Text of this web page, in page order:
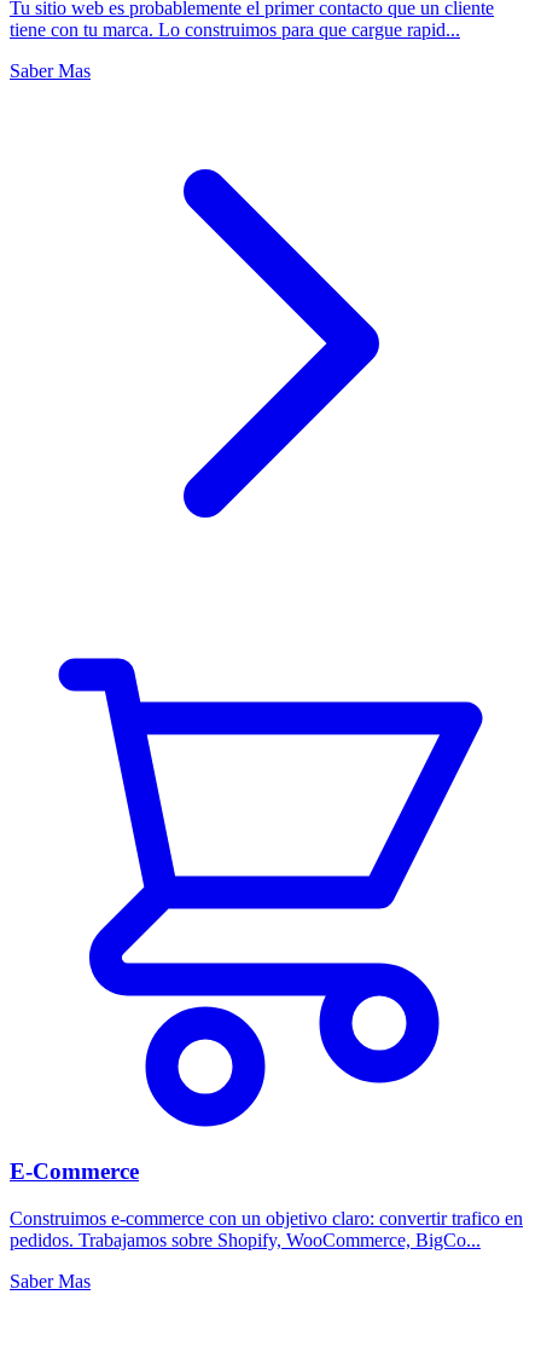
Tu sitio web es probablemente el primer contacto que un cliente
tiene con tu marca. Lo construimos para que cargue rapid...
Saber Mas
E-Commerce
Construimos e-commerce con un objetivo claro: convertir trafico en
pedidos. Trabajamos sobre Shopify, WooCommerce, BigCo...
Saber Mas